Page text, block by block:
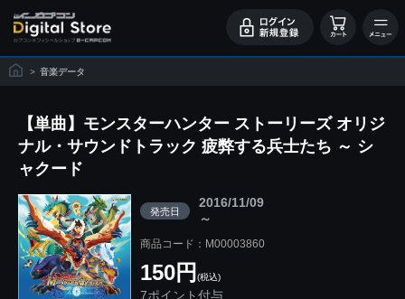
> 音楽データ
【単曲】モンスターハンター ストーリーズ オリジ
ナル・サウンドトラック 疲弊する兵士たち ～ シ
ャクード
発売日
2016/11/09
～
商品コード：M00003860
150円 (税込)
7ポイント付与